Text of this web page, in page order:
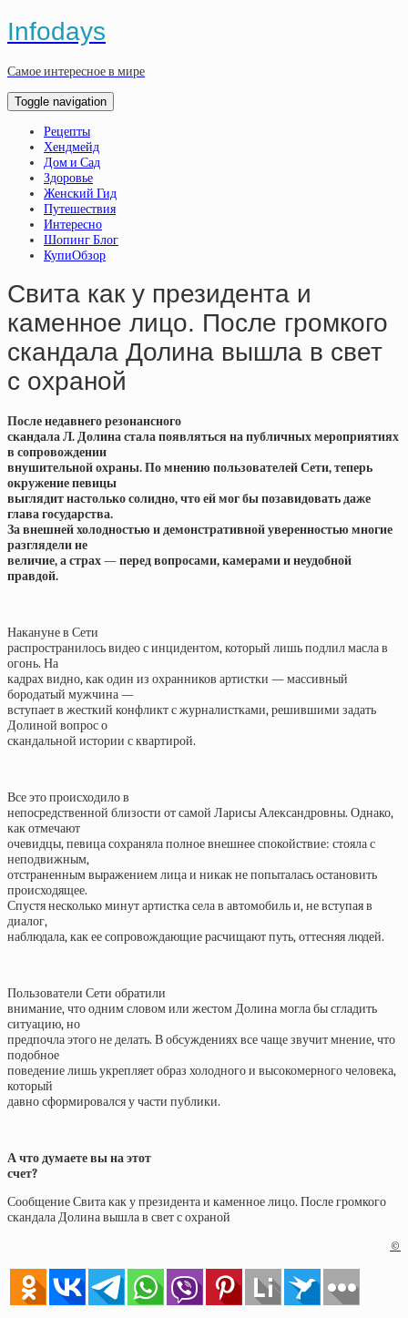
Infodays
Самое интересное в мире
Toggle navigation
Рецепты
Хендмейд
Дом и Сад
Здоровье
Женский Гид
Путешествия
Интересно
Шопинг Блог
КупиОбзор
Свита как у президента и
каменное лицо. После громкого
скандала Долина вышла в свет
с охраной
После недавнего резонансного
скандала Л. Долина стала появляться на публичных мероприятиях
в сопровождении
внушительной охраны. По мнению пользователей Сети, теперь
окружение певицы
выглядит настолько солидно, что ей мог бы позавидовать даже
глава государства.
За внешней холодностью и демонстративной уверенностью многие
разглядели не
величие, а страх — перед вопросами, камерами и неудобной
правдой.
Накануне в Сети
распространилось видео с инцидентом, который лишь подлил масла в
огонь. На
кадрах видно, как один из охранников артистки — массивный
бородатый мужчина —
вступает в жесткий конфликт с журналистками, решившими задать
Долиной вопрос о
скандальной истории с квартирой.
Все это происходило в
непосредственной близости от самой Ларисы Александровны. Однако,
как отмечают
очевидцы, певица сохраняла полное внешнее спокойствие: стояла с
неподвижным,
отстраненным выражением лица и никак не попыталась остановить
происходящее.
Спустя несколько минут артистка села в автомобиль и, не вступая в
диалог,
наблюдала, как ее сопровождающие расчищают путь, оттесняя людей.
Пользователи Сети обратили
внимание, что одним словом или жестом Долина могла бы сгладить
ситуацию, но
предпочла этого не делать. В обсуждениях все чаще звучит мнение, что
подобное
поведение лишь укрепляет образ холодного и высокомерного человека,
который
давно сформировался у части публики.
А что думаете вы на этот
счет?
Сообщение Свита как у президента и каменное лицо. После громкого
скандала Долина вышла в свет с охраной
©